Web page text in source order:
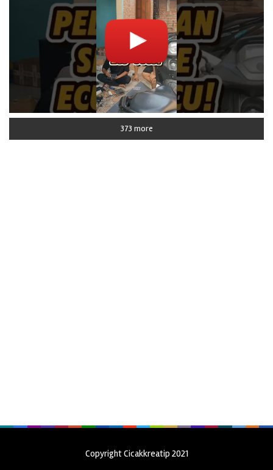
373 more
Copyright Cicakkreatip 2021